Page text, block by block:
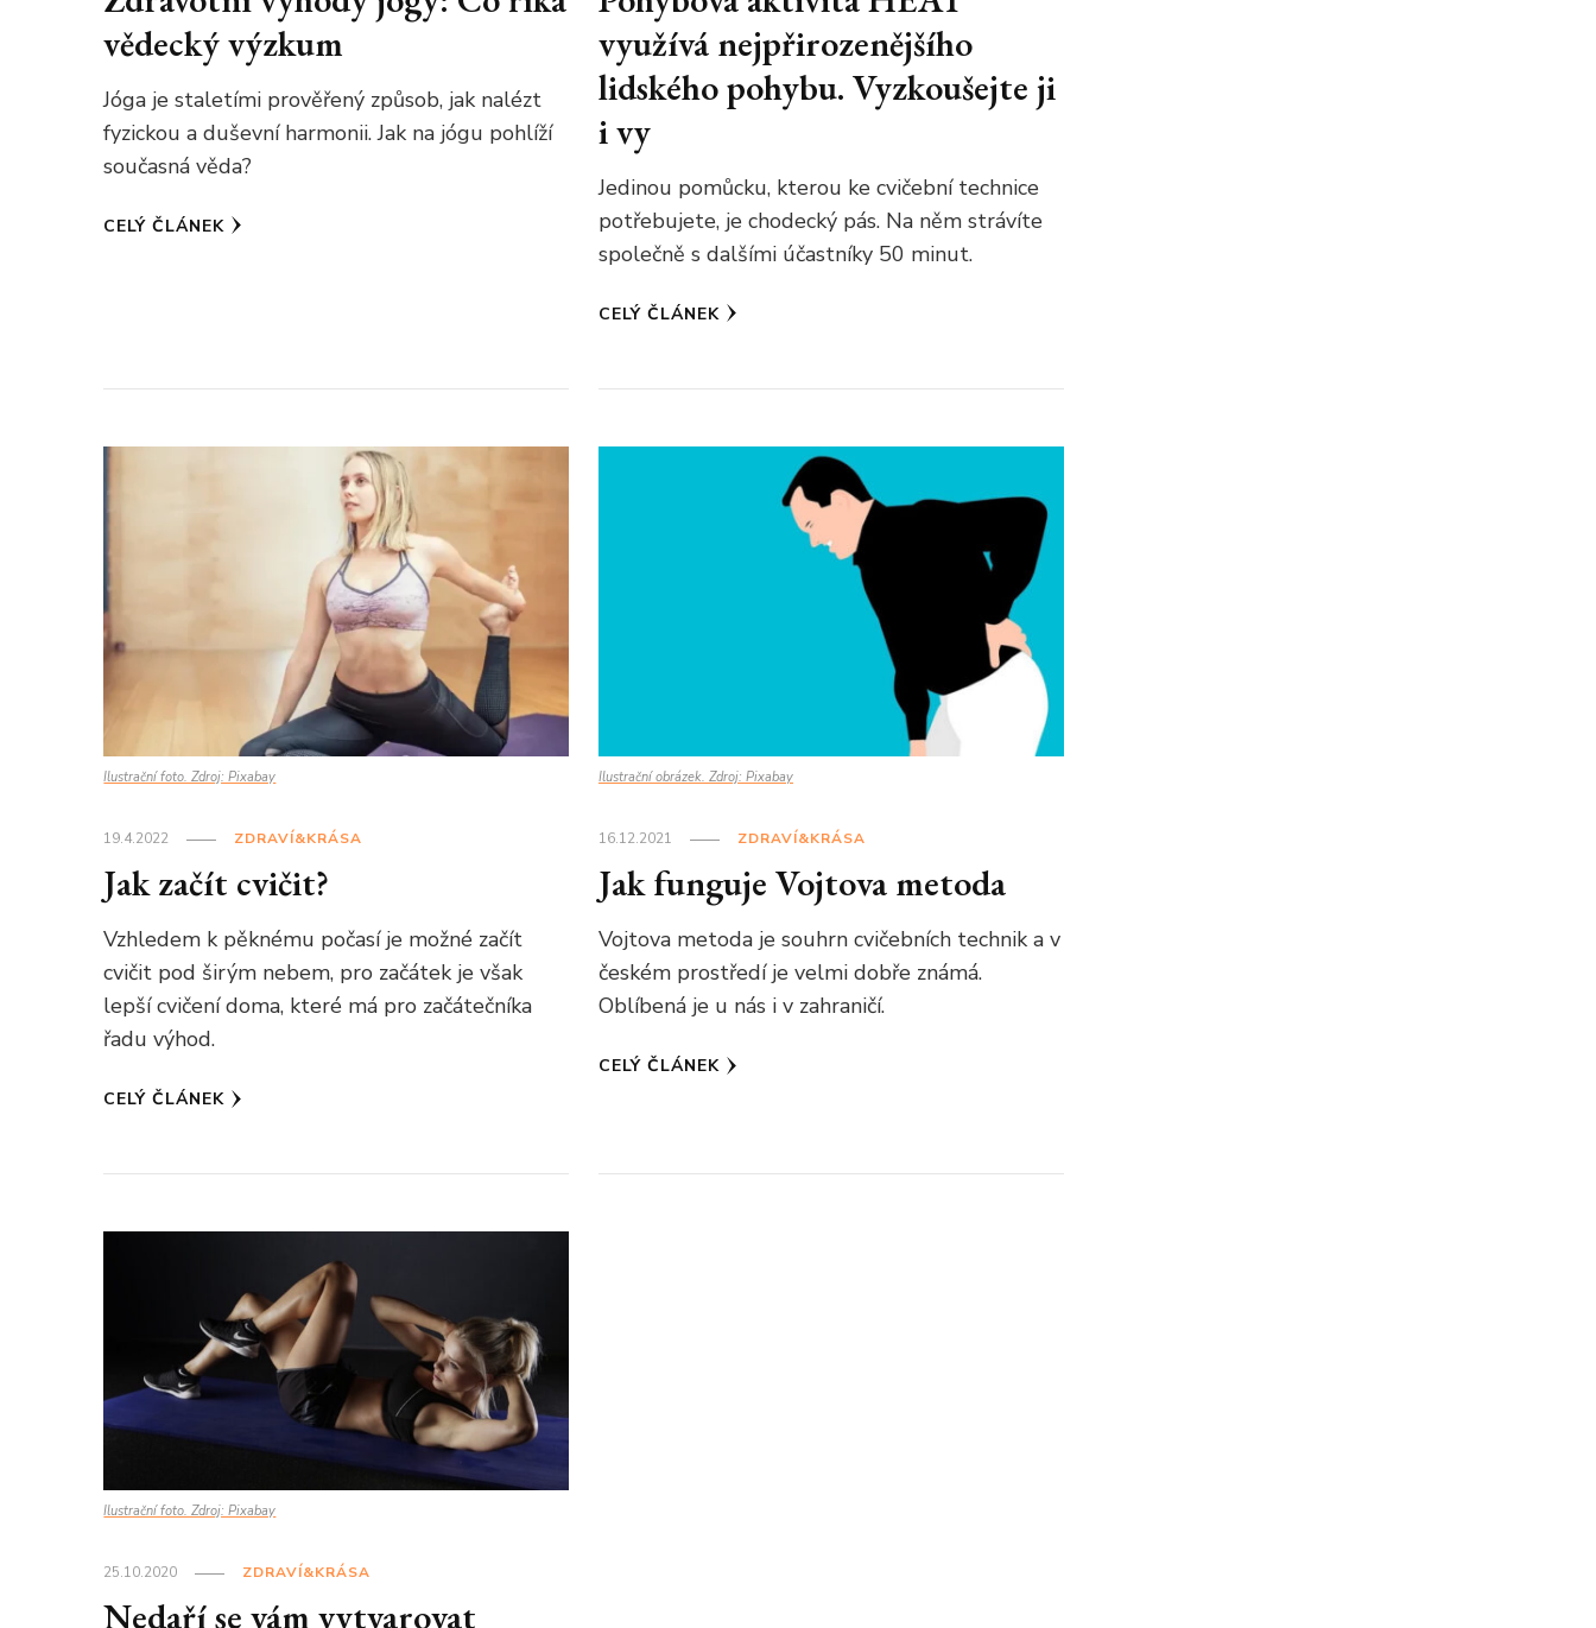
vědecký výzkum
Jóga je staletími prověřený způsob, jak nalézt
fyzickou a duševní harmonii. Jak na jógu pohlíží
současná věda?
CELÝ ČLÁNEK
využívá nejpřirozenějšího
lidského pohybu. Vyzkoušejte ji
i vy
Jedinou pomůcku, kterou ke cvičební technice
potřebujete, je chodecký pás. Na něm strávíte
společně s dalšími účastníky 50 minut.
CELÝ ČLÁNEK
Ilustrační foto. Zdroj: Pixabay
19.4.2022 ZDRAVÍ&KRÁSA
Jak začít cvičit?
Vzhledem k pěknému počasí je možné začít
cvičit pod širým nebem, pro začátek je však
lepší cvičení doma, které má pro začátečníka
řadu výhod.
CELÝ ČLÁNEK
Ilustrační obrázek. Zdroj: Pixabay
16.12.2021 ZDRAVÍ&KRÁSA
Jak funguje Vojtova metoda
Vojtova metoda je souhrn cvičebních technik a v
českém prostředí je velmi dobře známá.
Oblíbená je u nás i v zahraničí.
CELÝ ČLÁNEK
Ilustrační foto. Zdroj: Pixabay
25.10.2020 ZDRAVÍ&KRÁSA
Nedaří se vám vytvarovat